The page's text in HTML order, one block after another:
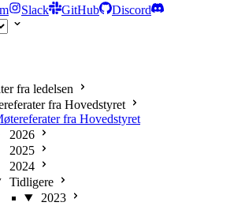
Slack GitHub
Discord
fra ledelsen
fra Hovedstyret
fra Hovedstyret
2026
2025
2024
Tidligere
2023